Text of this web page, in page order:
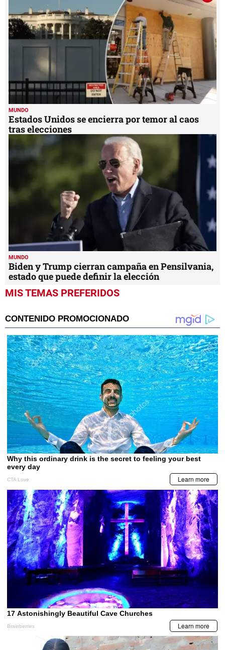
MUNDO
Estados Unidos se encierra por temor al caos
tras elecciones
MUNDO
Biden y Trump cierran campaña en Pensilvania,
estado que puede definir la elección
MIS TEMAS PREFERIDOS